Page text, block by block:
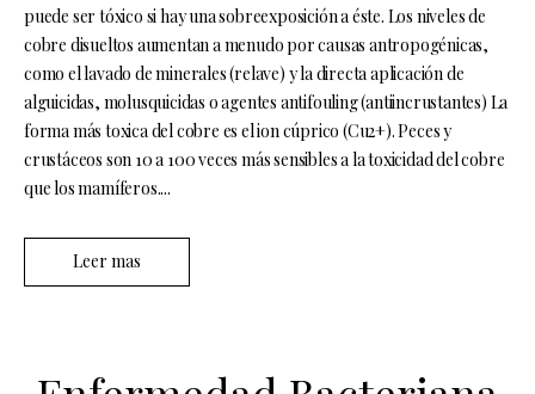
puede ser tóxico si hay una sobreexposición a éste. Los niveles de
cobre disueltos aumentan a menudo por causas antropogénicas,
como el lavado de minerales (relave) y la directa aplicación de
alguicidas, molusquicidas o agentes antifouling (antiincrustantes) La
forma más toxica del cobre es el ion cúprico (Cu2+). Peces y
crustáceos son 10 a 100 veces más sensibles a la toxicidad del cobre
que los mamíferos....
Leer mas